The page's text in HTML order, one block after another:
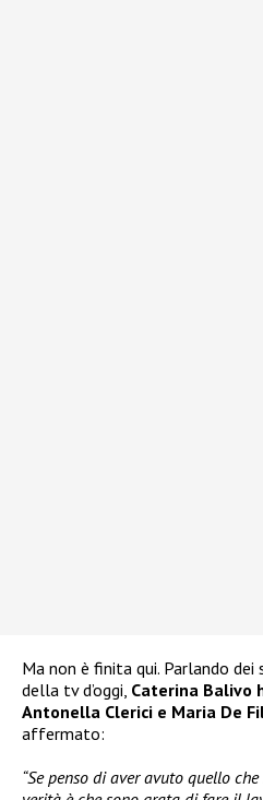
Ma non è finita qui. Parlando
della tv d’oggi, Caterina Balivo
Antonella Clerici e Maria De
affermato:
“Se penso di aver avuto quello